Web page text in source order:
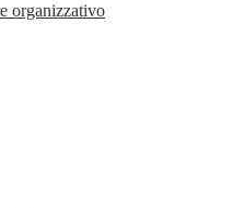
organizzativo